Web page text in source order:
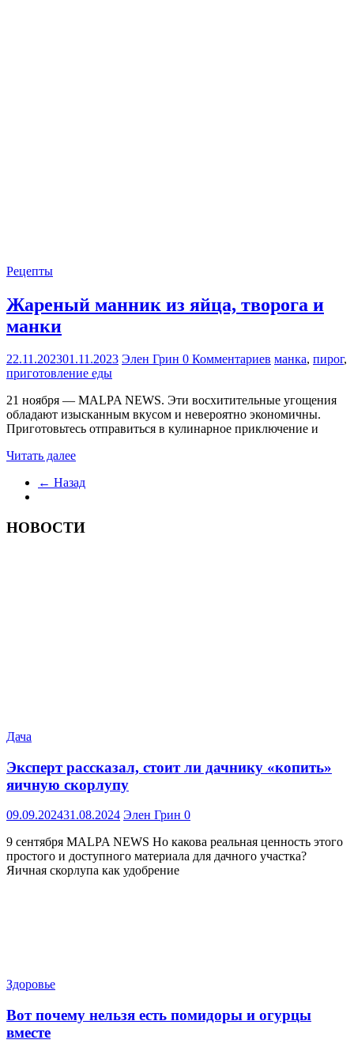
Рецепты
Жареный манник из яйца, творога и
манки
22.11.202301.11.2023 Элен Грин 0 Комментариев манка, пирог,
приготовление еды
21 ноября — MALPA NEWS. Эти восхитительные угощения
обладают изысканным вкусом и невероятно экономичны.
Приготовьтесь отправиться в кулинарное приключение и
Читать далее
← Назад
НОВОСТИ
Дача
Эксперт рассказал, стоит ли дачнику «копить»
яичную скорлупу
09.09.202431.08.2024 Элен Грин 0
9 сентября MALPA NEWS Но какова реальная ценность этого
простого и доступного материала для дачного участка?
Яичная скорлупа как удобрение
Здоровье
Вот почему нельзя есть помидоры и огурцы
вместе